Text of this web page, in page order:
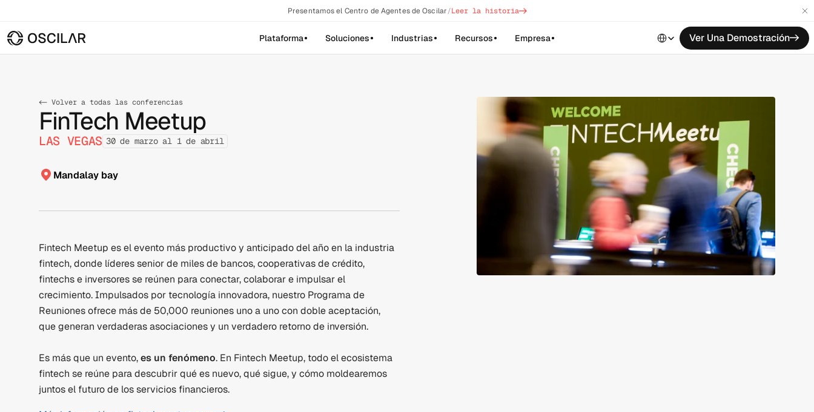
Presentamos el Centro de Agentes de Oscilar/Leer la historia->
Plataforma Soluciones Industrias Recursos Empresa
Select LanguageVer Una Demostración->
<- Volver a todas las conferencias
FinTech Meetup
LAS VEGAS 30 de marzo al 1 de abril
Mandalay bay
Fintech Meetup es el evento más productivo y anticipado del año en la industria
fintech, donde líderes senior de miles de bancos, cooperativas de crédito,
fintechs e inversores se reúnen para conectar, colaborar e impulsar el
crecimiento. Impulsados por tecnología innovadora, nuestro Programa de
Reuniones ofrece más de 50,000 reuniones uno a uno con doble aceptación,
que generan verdaderas asociaciones y un verdadero retorno de inversión.
Es más que un evento, es un fenómeno. En Fintech Meetup, todo el ecosistema
fintech se reúne para descubrir qué es nuevo, qué sigue, y cómo moldearemos
juntos el futuro de los servicios financieros.